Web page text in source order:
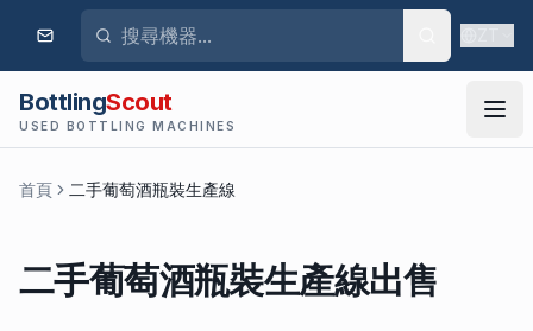
BottlingScout
USED BOTTLING MACHINES
首頁 二手葡萄酒瓶裝生產線
二手葡萄酒瓶裝生產線出售